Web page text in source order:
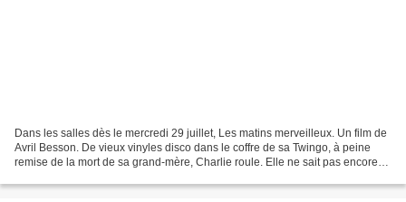
Dans les salles dès le mercredi 29 juillet, Les matins merveilleux. Un film de
Avril Besson. De vieux vinyles disco dans le coffre de sa Twingo, à peine
remise de la mort de sa grand-mère, Charlie roule. Elle ne sait pas encore